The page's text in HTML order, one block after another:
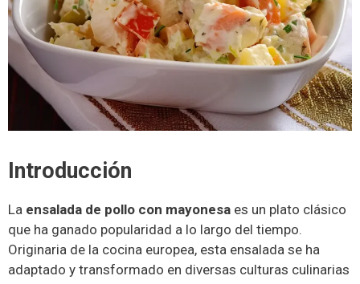
Introducción
La ensalada de pollo con mayonesa es un plato clásico
que ha ganado popularidad a lo largo del tiempo.
Originaria de la cocina europea, esta ensalada se ha
adaptado y transformado en diversas culturas culinarias